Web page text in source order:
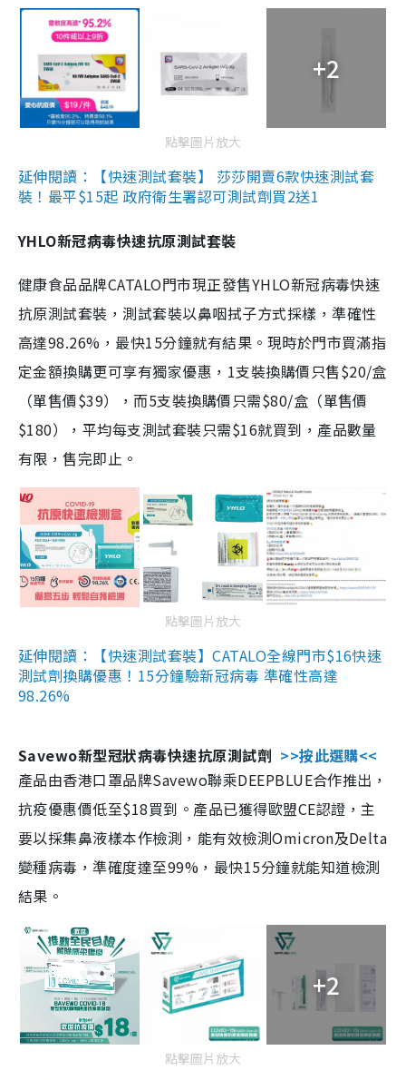
+2
點擊圖片放大
延伸閱讀：【快速測試套裝】 莎莎開賣6款快速測試套
裝！最平$15起 政府衛生署認可測試劑買2送1
YHLO新冠病毒快速抗原測試套裝
健康食品品牌CATALO門市現正發售YHLO新冠病毒快速
抗原測試套裝，測試套裝以鼻咽拭子方式採樣，準確性
高達98.26%，最快15分鐘就有結果。現時於門市買滿指
定金額換購更可享有獨家優惠，1支裝換購價只售$20/盒
（單售價$39），而5支裝換購價只需$80/盒（單售價
$180），平均每支測試套裝只需$16就買到，產品數量
有限，售完即止。
點擊圖片放大
延伸閱讀：【快速測試套裝】CATALO全線門市$16快速
測試劑換購優惠！15分鐘驗新冠病毒 準確性高達
98.26%
Savewo新型冠狀病毒快速抗原測試劑 >>按此選購<<
產品由香港口罩品牌Savewo聯乘DEEPBLUE合作推出，
抗疫優惠價低至$18買到。產品已獲得歐盟CE認證，主
要以採集鼻液樣本作檢測，能有效檢測Omicron及Delta
變種病毒，準確度達至99%，最快15分鐘就能知道檢測
結果。
+2
點擊圖片放大